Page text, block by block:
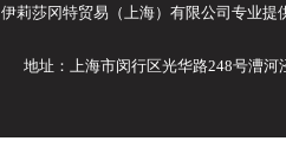
伊莉莎冈特贸易（上海）有限公司专业提
地址：上海市闵行区光华路248号漕